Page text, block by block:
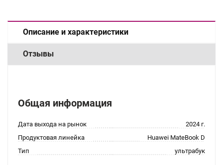
Описание и характеристики
Отзывы
Общая информация
Дата выхода на рынок
2024 г.
Продуктовая линейка
Huawei MateBook D
Тип
ультрабук